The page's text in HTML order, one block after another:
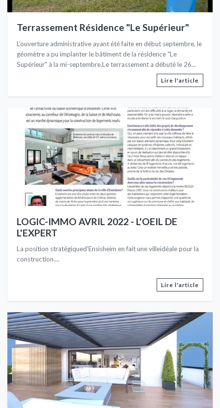
Terrassement Résidence "Le Supérieur"
L'ouverture administrative ayant été faite en début septembre, le
géomètre a pu implanter le bâtiment de la résidence "Le
Supérieur" à la mi-septembre.Le terrassement a débuté le 26
Lire l'article
LOGIC-IMMO AVRIL 2022 - L'OEIL DE
L'EXPERT
La position stratégiqued’Ensisheim en fait une villeidéale pour la
construction....
Lire l'article